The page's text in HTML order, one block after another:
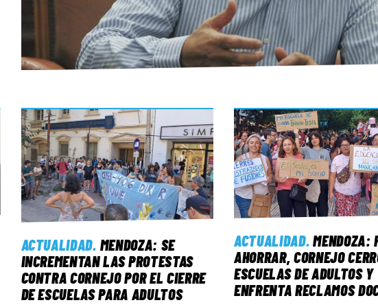
ACTUALIDAD. MENDOZA: SE
INCREMENTAN LAS PROTESTAS
CONTRA CORNEJO POR EL CIERRE
DE ESCUELAS PARA ADULTOS
ACTUALIDAD. MENDOZA:
AHORRAR, CORNEJO
ESCUELAS DE ADULTOS Y
ENFRENTA RECLAMOS